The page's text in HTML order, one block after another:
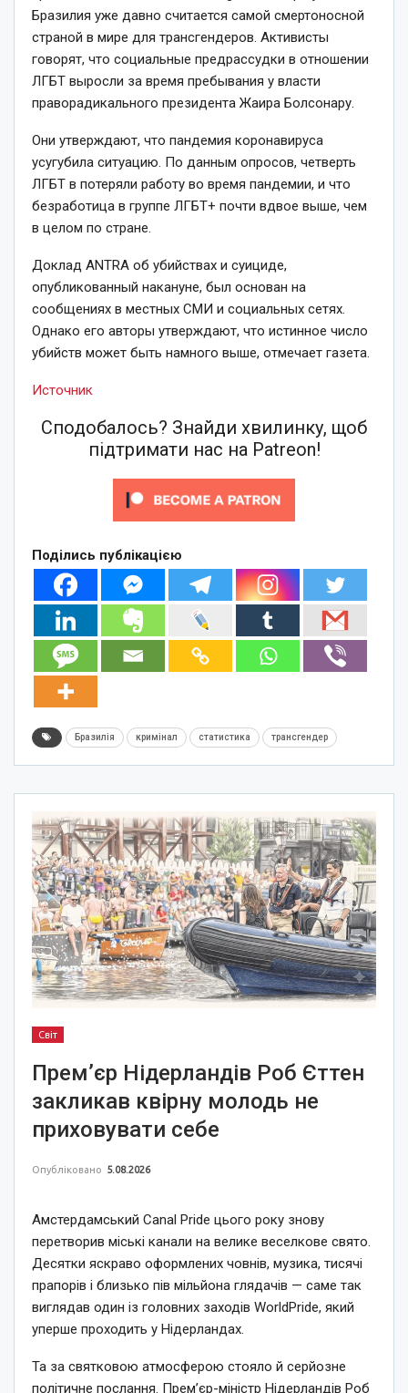
Бразилия уже давно считается самой смертоносной
страной в мире для трансгендеров. Активисты
говорят, что социальные предрассудки в отношении
ЛГБТ выросли за время пребывания у власти
праворадикального президента Жаира Болсонару.
Они утверждают, что пандемия коронавируса
усугубила ситуацию. По данным опросов, четверть
ЛГБТ в потеряли работу во время пандемии, и что
безработица в группе ЛГБТ+ почти вдвое выше, чем
в целом по стране.
Доклад ANTRA об убийствах и суициде,
опубликованный накануне, был основан на
сообщениях в местных СМИ и социальных сетях.
Однако его авторы утверждают, что истинное число
убийств может быть намного выше, отмечает газета.
Источник
Сподобалось? Знайди хвилинку, щоб
підтримати нас на Patreon!
Поділись публікацією
Бразилія кримінал статистика трансгендер
Світ
Прем’єр Нідерландів Роб Єттен
закликав квірну молодь не
приховувати себе
Опубліковано 5.08.2026
Амстердамський Canal Pride цього року знову
перетворив міські канали на велике веселкове свято.
Десятки яскраво оформлених човнів, музика, тисячі
прапорів і близько пів мільйона глядачів — саме так
виглядав один із головних заходів WorldPride, який
уперше проходить у Нідерландах.
Та за святковою атмосферою стояло й серйозне
політичне послання. Прем’єр-міністр Нідерландів Роб